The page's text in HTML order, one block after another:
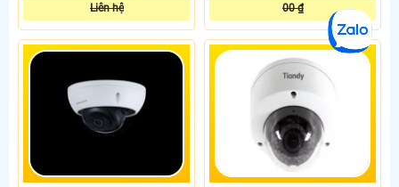
Liên hệ 00 ₫